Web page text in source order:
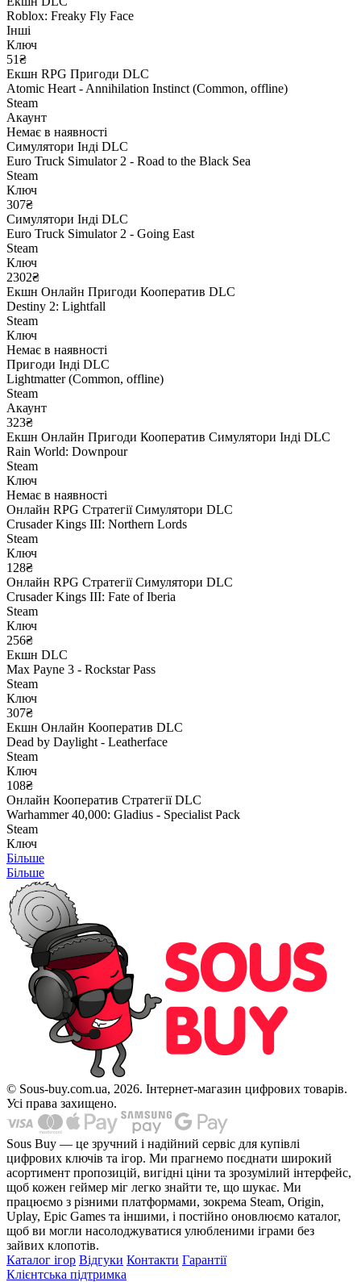
Roblox: Freaky Fly Face
Інші
Ключ
51₴
Екшн RPG Пригоди DLC
Atomic Heart - Annihilation Instinct (Common, offline)
Steam
Акаунт
Немає в наявності
Симулятори Інді DLC
Euro Truck Simulator 2 - Road to the Black Sea
Steam
Ключ
307₴
Симулятори Інді DLC
Euro Truck Simulator 2 - Going East
Steam
Ключ
2302₴
Екшн Онлайн Пригоди Кооператив DLC
Destiny 2: Lightfall
Steam
Ключ
Немає в наявності
Пригоди Інді DLC
Lightmatter (Common, offline)
Steam
Акаунт
323₴
Екшн Онлайн Пригоди Кооператив Симулятори Інді DLC
Rain World: Downpour
Steam
Ключ
Немає в наявності
Онлайн RPG Стратегії Симулятори DLC
Crusader Kings III: Northern Lords
Steam
Ключ
128₴
Онлайн RPG Стратегії Симулятори DLC
Crusader Kings III: Fate of Iberia
Steam
Ключ
256₴
Екшн DLC
Max Payne 3 - Rockstar Pass
Steam
Ключ
307₴
Екшн Онлайн Кооператив DLC
Dead by Daylight - Leatherface
Steam
Ключ
108₴
Онлайн Кооператив Стратегії DLC
Warhammer 40,000: Gladius - Specialist Pack
Steam
Ключ
Більше
Більше
© Sous-buy.com.ua, 2026. Інтернет-магазин цифрових товарів.
Усі права захищено.
Sous Buy — це зручний і надійний сервіс для купівлі
цифрових ключів та ігор. Ми прагнемо поєднати широкий
асортимент пропозицій, вигідні ціни та зрозумілий інтерфейс,
щоб кожен геймер міг легко знайти те, що шукає. Ми
працюємо з різними платформами, зокрема Steam, Origin,
Uplay, Epic Games та іншими, і постійно оновлюємо каталог,
щоб ви могли насолоджуватися улюбленими іграми без
зайвих клопотів.
Каталог ігор Відгуки Контакти Гарантії
Клієнтська підтримка